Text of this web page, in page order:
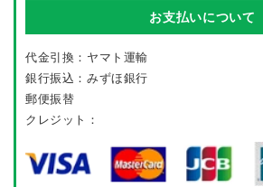
お支払いについて
代金引換：ヤマト運輸
銀行振込：みずほ銀行
郵便振替
クレジット：